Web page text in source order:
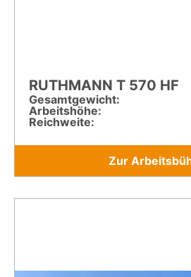
RUTHMANN T 570 HF
Gesamt­gewicht:
Arbeitshöhe:
Reichweite:
Zur